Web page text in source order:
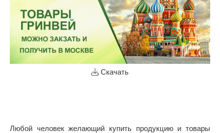
Скачать
Любой человек желающий купить продукцию и товары